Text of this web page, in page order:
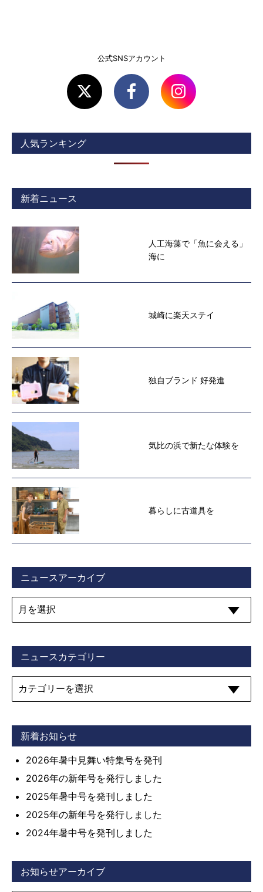
公式SNSアカウント
人気ランキング
新着ニュース
人工海藻で「魚に会える」
海に
城崎に楽天ステイ
独自ブランド 好発進
気比の浜で新たな体験を
暮らしに古道具を
ニュースアーカイブ
ニュースカテゴリー
新着お知らせ
2026年暑中見舞い特集号を発刊
2026年の新年号を発行しました
2025年暑中号を発刊しました
2025年の新年号を発行しました
2024年暑中号を発刊しました
お知らせアーカイブ